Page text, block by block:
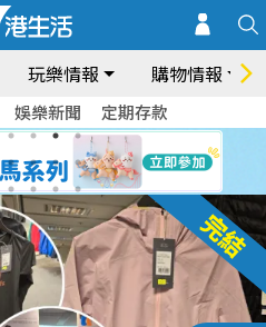
玩樂情報 購物情報
娛樂新聞 定期存款